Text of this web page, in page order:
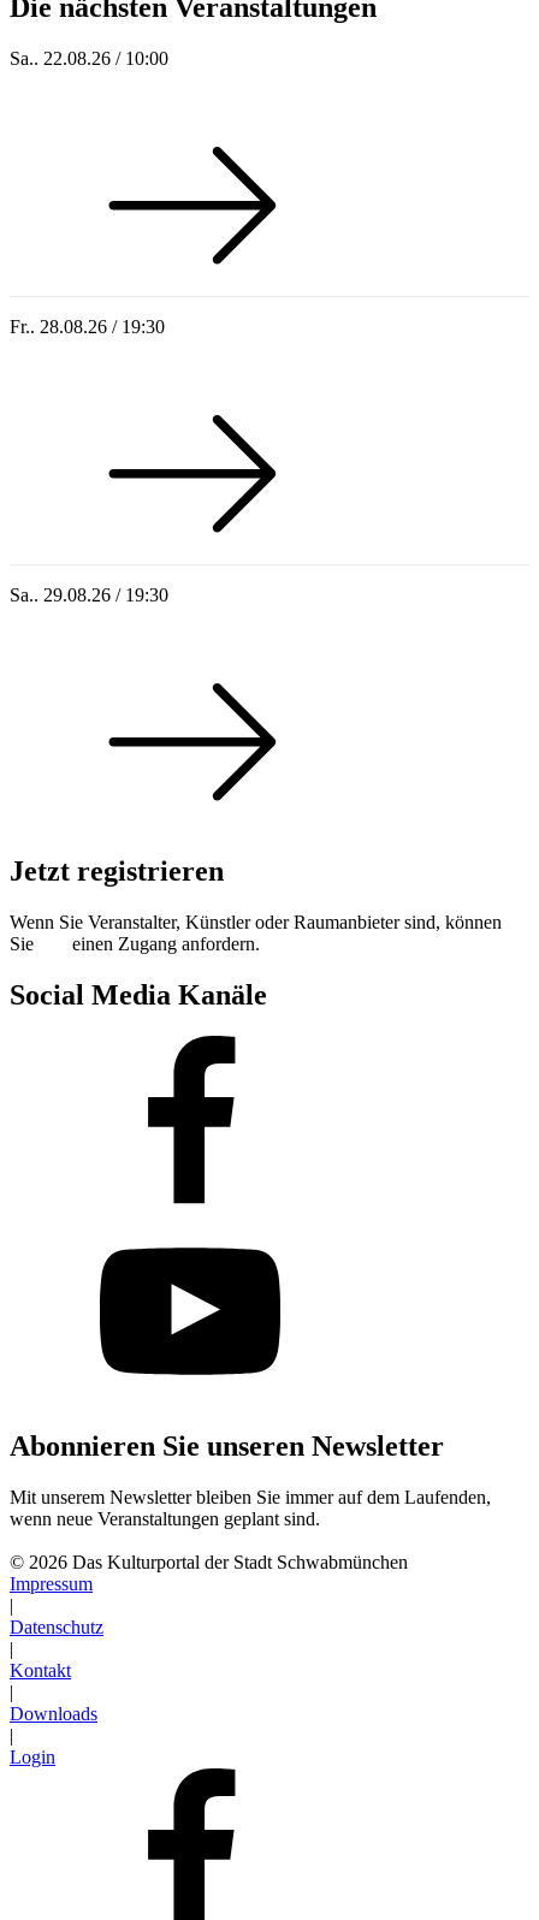
Die nächsten Veranstaltungen
Sa.. 22.08.26 / 10:00
Fr.. 28.08.26 / 19:30
Sa.. 29.08.26 / 19:30
Jetzt registrieren
Wenn Sie Veranstalter, Künstler oder Raumanbieter sind, können
Sie
einen Zugang anfordern.
Social Media Kanäle
Abonnieren Sie unseren Newsletter
Mit unserem Newsletter bleiben Sie immer auf dem Laufenden,
wenn neue Veranstaltungen geplant sind.
© 2026 Das Kulturportal der Stadt Schwabmünchen
Impressum
|
Datenschutz
|
Kontakt
|
Downloads
|
Login